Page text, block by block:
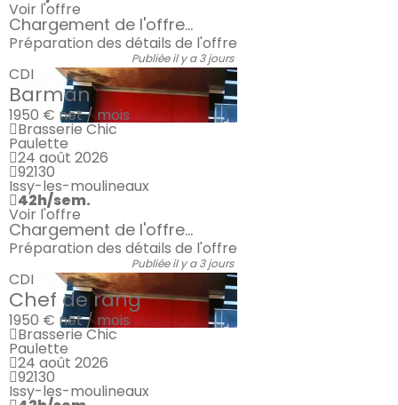
Voir l'offre
Chargement de l'offre...
Préparation des détails de l'offre
Publiée il y a 3 jours
CDI
Barman
1950 € net / mois
Brasserie Chic
Paulette
24 août 2026
92130
Issy-les-moulineaux
42h/sem.
Voir l'offre
Chargement de l'offre...
Préparation des détails de l'offre
Publiée il y a 3 jours
CDI
Chef de rang
1950 € net / mois
Brasserie Chic
Paulette
24 août 2026
92130
Issy-les-moulineaux